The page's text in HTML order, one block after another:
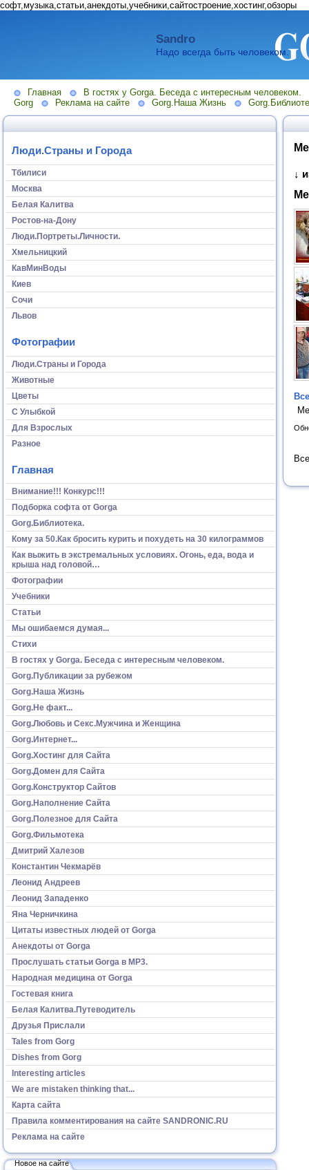
софт,музыка,статьи,анекдоты,учебники,сайтостроение,хостинг,обзоры
Sandro
Надо всегда быть человеком.
Главная
В гостях у Gorga. Беседа с интересным человеком.
Gorg
Реклама на сайте Gorg.Наша Жизнь
Люди.Страны и Города
Тбилиси
Москва
Белая Калитва
Ростов-на-Дону
Люди.Портреты.Личности.
Хмельницкий
КавМинВоды
Киев
Сочи
Львов
Фотографии
Люди.Страны и Города
Животные
Цветы
С Улыбкой
Для Взрослых
Разное
Главная
Внимание!!! Конкурс!!!
Подборка софта от Gorga
Gorg.Библиотека.
Кому за 50.Как бросить курить и похудеть на 30 килограммов
Как выжить в экстремальных условиях. Огонь, еда, вода и
крыша над головой…
Фотографии
Учебники
Статьи
Мы ошибаемся думая...
Стихи
В гостях у Gorga. Беседа с интересным человеком.
Gorg.Публикации за рубежом
Gorg.Наша Жизнь
Gorg.Не факт...
Gorg.Любовь и Секс.Мужчина и Женщина
Gorg.Интернет...
Gorg.Хостинг для Сайта
Gorg.Домен для Сайта
Gorg.Конструктор Сайтов
Gorg.Наполнение Сайта
Gorg.Полезное для Сайта
Gorg.Фильмотека
Дмитрий Халезов
Константин Чекмарёв
Леонид Андреев
Леонид Западенко
Яна Черничкина
Цитаты известных людей от Gorga
Анекдоты от Gorga
Прослушать статьи Gorga в МР3.
Народная медицина от Gorga
Гостевая книга
Белая Калитва.Путеводитель
Друзья Прислали
Tales from Gorg
Dishes from Gorg
Interesting articles
We are mistaken thinking that...
Карта сайта
Правила комментирования на сайте SANDRONIC.RU
Реклама на сайте
Новое на сайте
↓